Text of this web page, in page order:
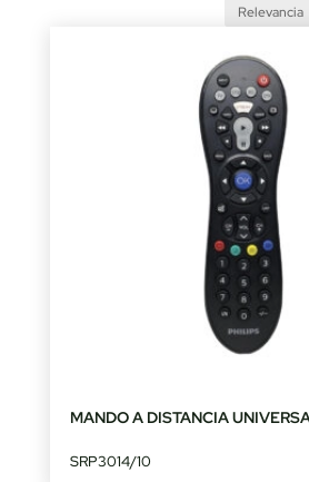
MANDO A DISTANCIA
SRP3014/10